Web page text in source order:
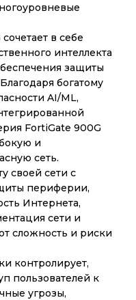
в себе
интеллекта
защиты
богатому
AI/ML,
FortiGate 900G
и
сеть.
своей сети с
периферии,
Интернета,
сети и
сложность и риски
контролирует,
пользователей к
угрозы,